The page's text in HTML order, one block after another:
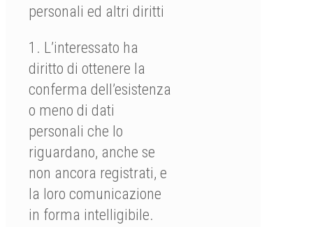
personali ed altri diritti
1. L’interessato ha
diritto di ottenere la
conferma dell’esistenza
o meno di dati
personali che lo
riguardano, anche se
non ancora registrati, e
la loro comunicazione
in forma intelligibile.